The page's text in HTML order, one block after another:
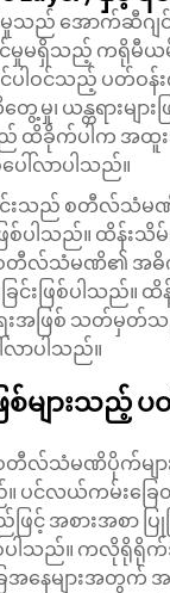
ည် အောက်ဆီဂျ
မှုမရှိသည့် ကရိုမီယ
ါဝင်သည့် ပတ်ဝန်
မှု၊ ယန္တရားမျ
ခိုက်ပါက အထူး
ေါ်လာပါသည်။
င်းသည် စတီလ်သံ
ြစ်ပါသည်။ ထိန်း
စတီလ်သံမဏိ၏ အ
ြင်းဖြစ်ပါသည်
ဖြစ် သတ်မှတ်သ
ါ်လာပါသည်။
ားသည့် ပတ်
သံမဏိပိုက်များ
ပင်လယ်ကမ်းခြ
င့် အစားအစာ ပ
ြစ်ပါသည်။ ကလို
ေများအတွက်